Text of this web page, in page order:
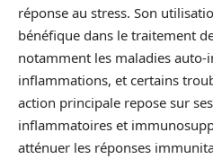
réponse au stress. Son
bénéfique dans le traitement
notamment les maladies auto-
inflammations, et certains
action principale repose sur
inflammatoires et
atténuer les réponses